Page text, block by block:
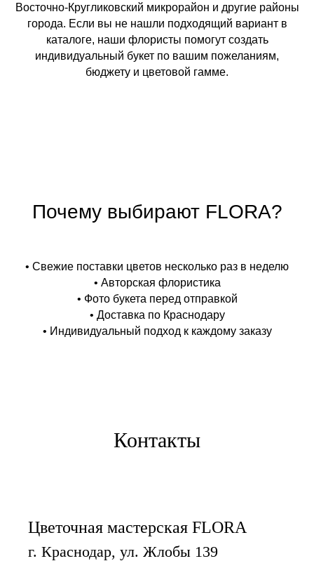
Восточно-Кругликовский микрорайон и другие районы
города. Если вы не нашли подходящий вариант в
каталоге, наши флористы помогут создать
индивидуальный букет по вашим пожеланиям,
бюджету и цветовой гамме.
Почему выбирают FLORA?
• Свежие поставки цветов несколько раз в неделю
• Авторская флористика
• Фото букета перед отправкой
• Доставка по Краснодару
• Индивидуальный подход к каждому заказу
Контакты
Цветочная мастерская FLORA
г. Краснодар, ул. Жлобы 139